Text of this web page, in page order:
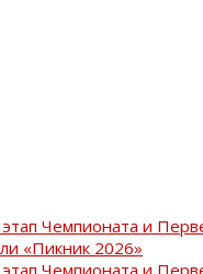
Чемпионата и
«Пикник 2026»
Чемпионата и